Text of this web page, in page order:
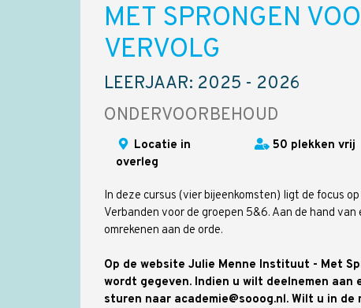
MET SPRONGEN
VERVOLG
LEERJAAR: 2025 - 2026
ONDERVOORBEHOUD
Locatie in
overleg
50 plekken vrij
In deze cursus (vier bijeenkomsten) ligt de focus
Verbanden voor de groepen 5&6. Aan de hand
omrekenen aan de orde.
Op de website Julie Menne Instituut - Met
wordt gegeven. Indien u wilt deelnemen aan
sturen naar academie@sooog.nl. Wilt u in